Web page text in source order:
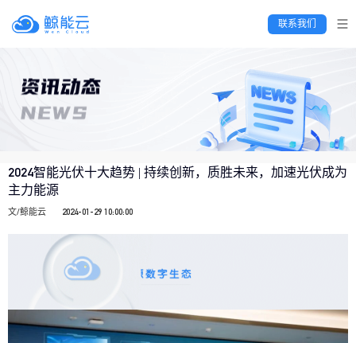
2024智能光伏十大趋势 | 持续创新，质胜未来，加速光伏成为
主力能源
文/鲸能云 2024-01-29 10:00:00